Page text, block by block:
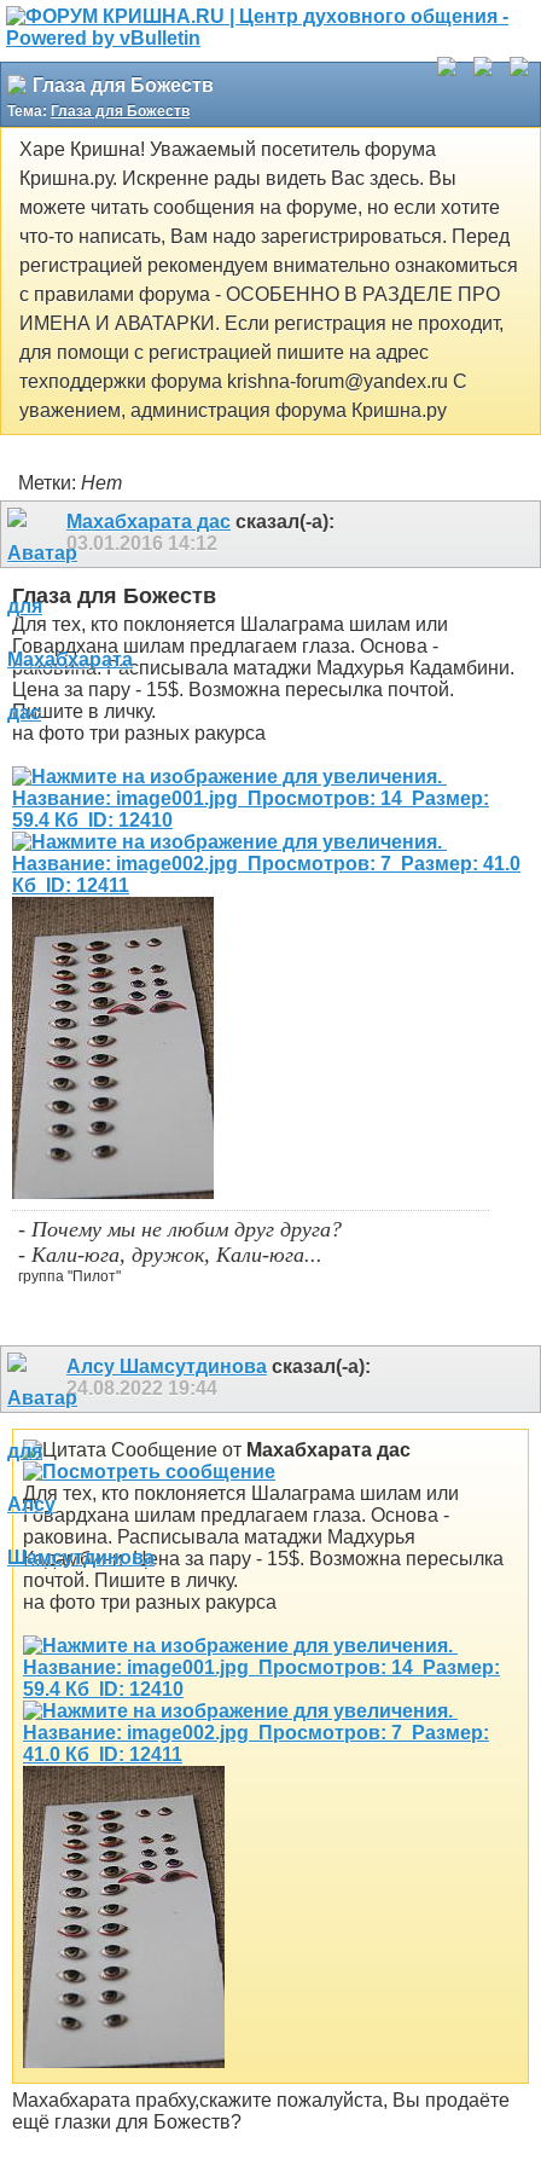
Глаза для Божеств
Тема: Глаза для Божеств
Харе Кришна! Уважаемый посетитель форума
Кришна.ру. Искренне рады видеть Вас здесь. Вы
можете читать сообщения на форуме, но если хотите
что-то написать, Вам надо зарегистрироваться. Перед
регистрацией рекомендуем внимательно ознакомиться
с правилами форума - ОСОБЕННО В РАЗДЕЛЕ ПРО
ИМЕНА И АВАТАРКИ. Если регистрация не проходит,
для помощи с регистрацией пишите на адрес
техподдержки форума krishna-forum@yandex.ru С
уважением, администрация форума Кришна.ру
Метки: Нет
Махабхарата дас сказал(-а):
03.01.2016 14:12
Глаза для Божеств
Для тех, кто поклоняется Шалаграма шилам или
Говардхана шилам предлагаем глаза. Основа -
раковина. Расписывала матаджи Мадхурья Кадамбини.
Цена за пару - 15$. Возможна пересылка почтой.
Пишите в личку.
на фото три разных ракурса
- Почему мы не любим друг друга?
- Кали-юга, дружок, Кали-юга...
группа "Пилот"
Алсу Шамсутдинова сказал(-а):
24.08.2022 19:44
Сообщение от Махабхарата дас
Для тех, кто поклоняется Шалаграма шилам или
Говардхана шилам предлагаем глаза. Основа -
раковина. Расписывала матаджи Мадхурья
Кадамбини. Цена за пару - 15$. Возможна пересылка
почтой. Пишите в личку.
на фото три разных ракурса
Махабхарата прабху,скажите пожалуйста, Вы продаёте
ещё глазки для Божеств?